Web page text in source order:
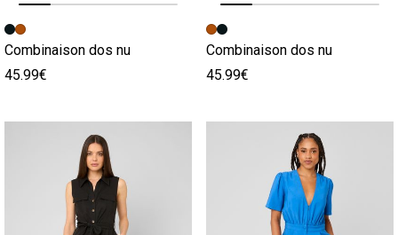
Image précédente
Image suivante
Combinaison dos nu
45.99€
Image précédente
Image suivante
Combinaison dos nu
45.99€